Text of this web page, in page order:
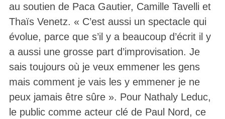
au soutien de Paca Gautier, Camille Tavelli et
Thaïs Venetz. « C’est aussi un spectacle qui
évolue, parce que s’il y a beaucoup d’écrit il y
a aussi une grosse part d’improvisation. Je
sais toujours où je veux emmener les gens
mais comment je vais les y emmener je ne
peux jamais être sûre ». Pour Nathaly Leduc,
le public comme acteur clé de Paul Nord, ce